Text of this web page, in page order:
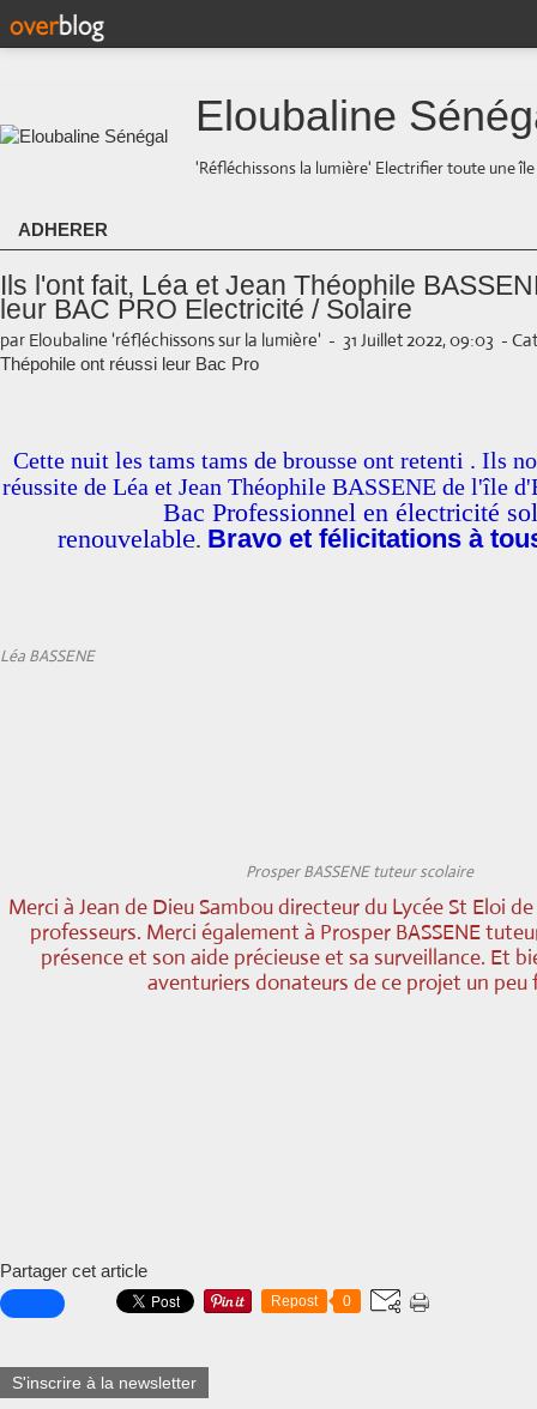
Eloubaline
'Réfléchissons la lumière' Electrifier toute une
ADHERER
Ils l'ont fait, Léa et Jean Théophile
leur BAC PRO Electricité / Solaire
par Eloubaline 'réfléchissons sur la lumière' - 31 Juillet 2022, 09:03 -
Thépohile ont réussi leur Bac Pro
Cette nuit les tams tams de brousse ont retenti . Ils
réussite de Léa et Jean Théophile BASSENE de l'île
Bac Professionnel en électricité
renouvelable. Bravo et félicitations à
Léa BASSENE
Prosper BASSENE tuteur scolaire
Merci à Jean de Dieu Sambou directeur du Lycée St Eloi
professeurs. Merci également à Prosper BASSENE
présence et son aide précieuse et sa surveillance. Et
aventuriers donateurs de ce projet un peu
Partager cet article
Repost 0
S'inscrire à la newsletter